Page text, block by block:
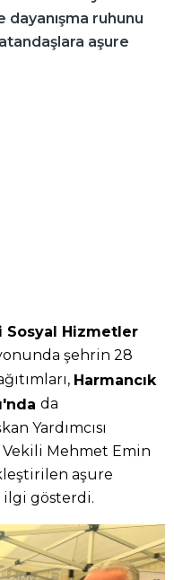
ruhunu
aşure
Sosyal Hizmetler
şehrin 28
Harmancık
da
Yardımcısı
Mehmet Emin
aşure
ilgi gösterdi.